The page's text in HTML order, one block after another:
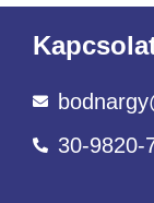
30-9820-